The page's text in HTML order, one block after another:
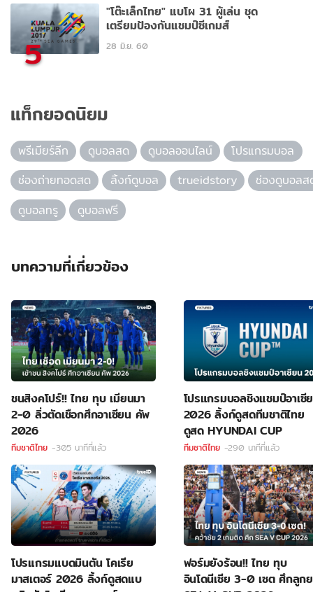
5
"โต๊ะเล็กไทย" แบโผ 31 ผู้เล่น ชุด
เตรียมป้องกันแชมป์ซีเกมส์
28 มิ.ย. 60
แท็กยอดนิยม
พรีเมียร์ลีก ดูบอลสด ดูบอลออนไลน์
โปรแกรมบอล
ช่องถ่ายทอดสด
ลิ้งก์ดูบอล trueidstory
ช่องดูบอลส
ดูบอลทรู
ดูบอลฟรี
บทความที่เกี่ยวข้อง
ชนสิงคโปร์!! ไทย ทุบ เมียนมา
2-0 ลิ่วตัดเชือกศึกอาเซียน คัพ
2026
ทีมชาติไทย -305 นาทีที่แล้ว
โปรแกรมบอลชิงแชมป์อาเซี
2026 ลิ้งก์ดูสดทีมชาติไทย
ดูสด HYUNDAI CUP
ทีมชาติไทย -290 นาทีที่แล้ว
โปรแกรมแบดมินตัน โคเรีย
มาสเตอร์ 2026 ลิ้งก์ดูสดแบ
ฟอร์มยังร้อน!! ไทย ทุบ
อินโดนีเซีย 3-0 เซต ศึกลูก